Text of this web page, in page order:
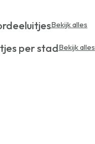
Bekijk alles
per stadBekijk alles